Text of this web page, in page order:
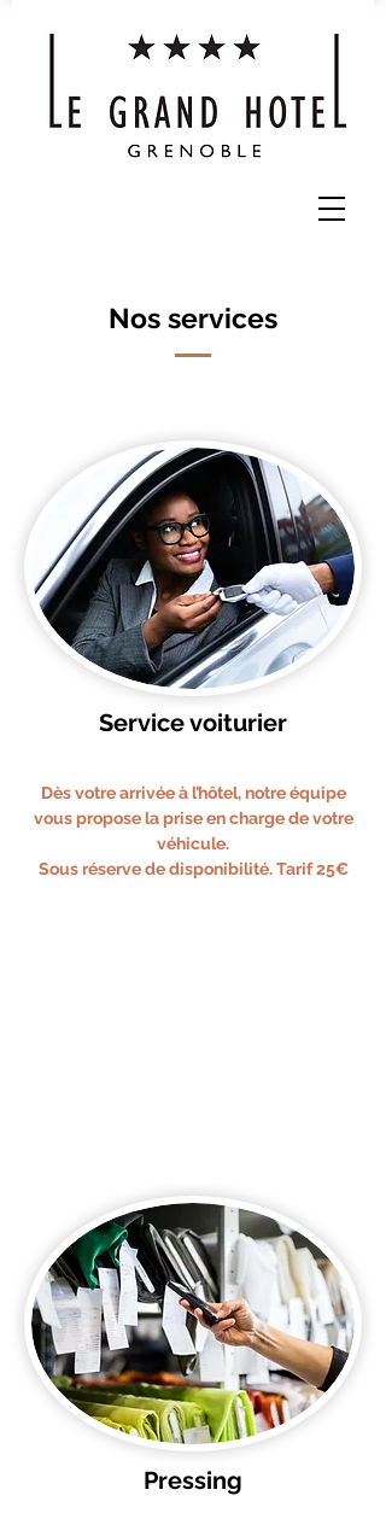
Nos services
Service voiturier
Dès votre arrivée à l’hôtel, notre équipe
vous propose la prise en charge de votre
véhicule.
Sous réserve de disponibilité. Tarif 25€
Pressing